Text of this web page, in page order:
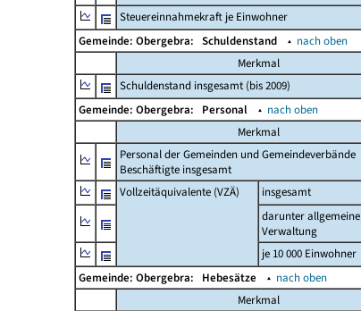
Steuereinnahmekraft je Einwohner
Gemeinde: Obergebra: Schuldenstand ▴ nach oben
Merkmal
Schuldenstand insgesamt (bis 2009)
Gemeinde: Obergebra: Personal ▴ nach oben
Merkmal
Personal der Gemeinden und Gemeindeverbände
Beschäftigte insgesamt
Vollzeitäquivalente (VZÄ)
insgesamt
darunter allgemeine
Verwaltung
je 10 000 Einwohner
Gemeinde: Obergebra: Hebesätze ▴ nach oben
Merkmal